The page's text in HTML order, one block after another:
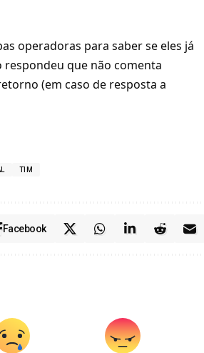
operadoras para saber se eles já
que não comenta
(em caso de resposta a
TIM
Facebook